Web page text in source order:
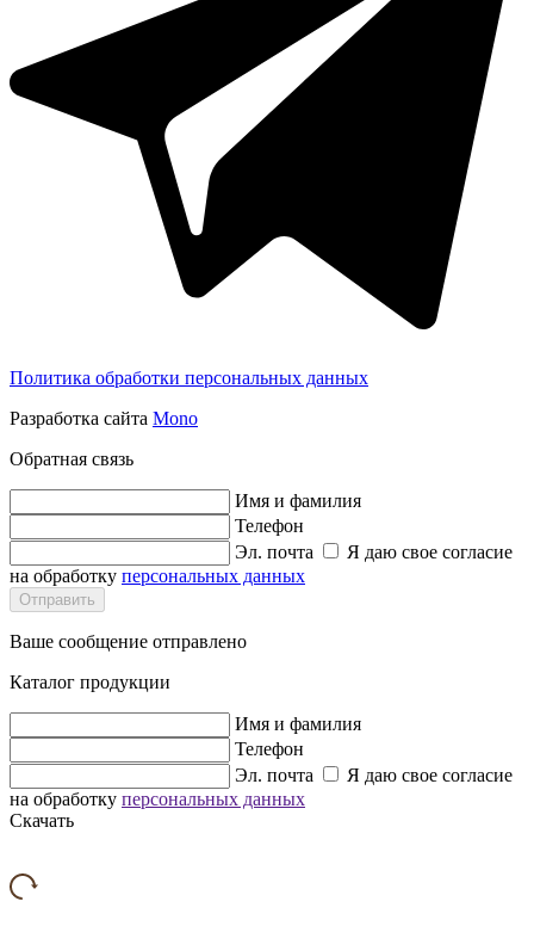
Политика обработки персональных данных
Разработка сайта Mono
Обратная связь
Имя и фамилия
Телефон
Эл. почта
Я даю свое согласие
на обработку персональных данных
Отправить
Ваше сообщение отправлено
Каталог продукции
Имя и фамилия
Телефон
Эл. почта
Я даю свое согласие
на обработку персональных данных
Скачать